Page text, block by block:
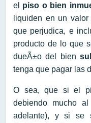
el piso o bien
liquiden en un
que perjudica, e
producto de lo que
dueÃ±o del bien
tenga que pagar las
O sea, que si el
debiendo mucho
adelante), y si se